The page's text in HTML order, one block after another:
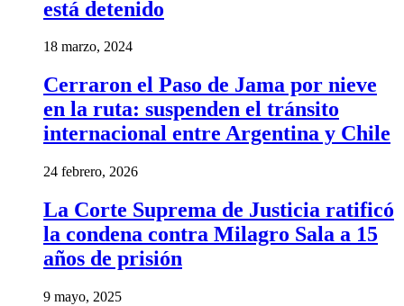
está detenido
18 marzo, 2024
Cerraron el Paso de Jama por nieve
en la ruta: suspenden el tránsito
internacional entre Argentina y Chile
24 febrero, 2026
La Corte Suprema de Justicia ratificó
la condena contra Milagro Sala a 15
años de prisión
9 mayo, 2025